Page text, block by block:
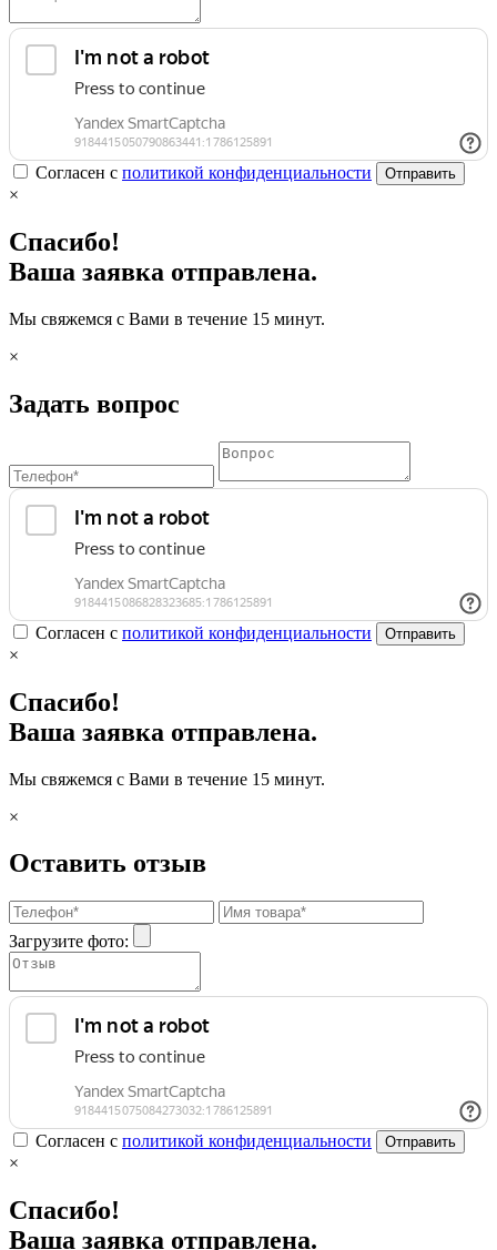
Согласен с политикой конфиденциальности Отправить
×
Спасибо!
Ваша заявка отправлена.
Мы свяжемся с Вами в течение 15 минут.
×
Задать вопрос
Согласен с политикой конфиденциальности Отправить
×
Спасибо!
Ваша заявка отправлена.
Мы свяжемся с Вами в течение 15 минут.
×
Оставить отзыв
Загрузите фото:
Согласен с политикой конфиденциальности Отправить
×
Спасибо!
Ваша заявка отправлена.